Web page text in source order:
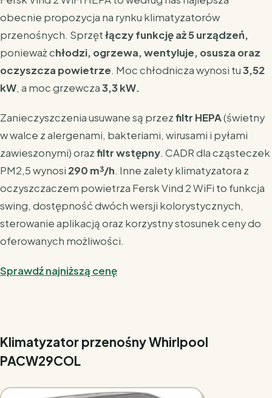
obecnie propozycja na rynku klimatyzatorów
przenośnych. Sprzętłączy funkcję aż 5 urządzeń,
ponieważ chłodzi, ogrzewa, wentyluje, osusza oraz
oczyszcza powietrze. Moc chłodnicza wynosi tu3,52
kW, a moc grzewcza3,3 kW.
Zanieczyszczenia usuwane są przezfiltr HEPA(świetny
w walce z alergenami, bakteriami, wirusami i pyłami
zawieszonymi) orazfiltr wstępny. CADR dla cząsteczek
PM2,5 wynosi 290 m³/h. Inne zalety klimatyzatora z
oczyszczaczem powietrza Fersk Vind 2 WiFi to funkcja
swing, dostępność dwóch wersji kolorystycznych,
sterowanie aplikacją oraz korzystny stosunek ceny do
oferowanych możliwości.
Sprawdź najniższą cenę
Klimatyzator przenośny Whirlpool
PACW29COL